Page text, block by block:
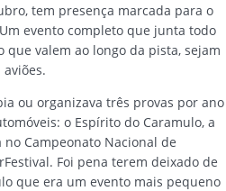
tem presença marcada para o
evento completo que junta todo
valem ao longo da pista, sejam
ou organizava três provas por ano
o Espírito do Caramulo, a
Campeonato Nacional de
Foi pena terem deixado de
que era um evento mais pequeno